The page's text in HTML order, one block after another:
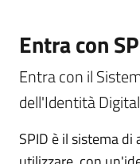
Entra con
Entra con il
dell'Identità
SPID è il sistema di